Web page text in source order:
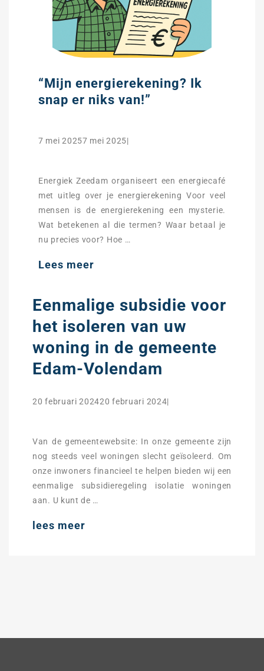
“Mijn energierekening? Ik
snap er niks van!”
7 mei 20257 mei 2025|
Energiek Zeedam organiseert een energiecafé
met uitleg over je energierekening Voor veel
mensen is de energierekening een mysterie.
Wat betekenen al die termen? Waar betaal je
nu precies voor? Hoe …
Lees meer
Eenmalige subsidie voor
het isoleren van uw
woning in de gemeente
Edam-Volendam
20 februari 202420 februari 2024|
Van de gemeentewebsite: In onze gemeente zijn
nog steeds veel woningen slecht geïsoleerd. Om
onze inwoners financieel te helpen bieden wij een
eenmalige subsidieregeling isolatie woningen
aan. U kunt de …
lees meer